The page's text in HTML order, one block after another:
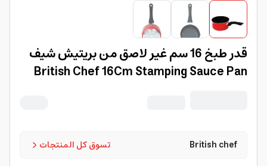
قدر طبخ 16 سم غير لاصق من بريتيش شيف
British Chef 16Cm Stamping Sauce Pan
تسوق كل المنتجات British chef